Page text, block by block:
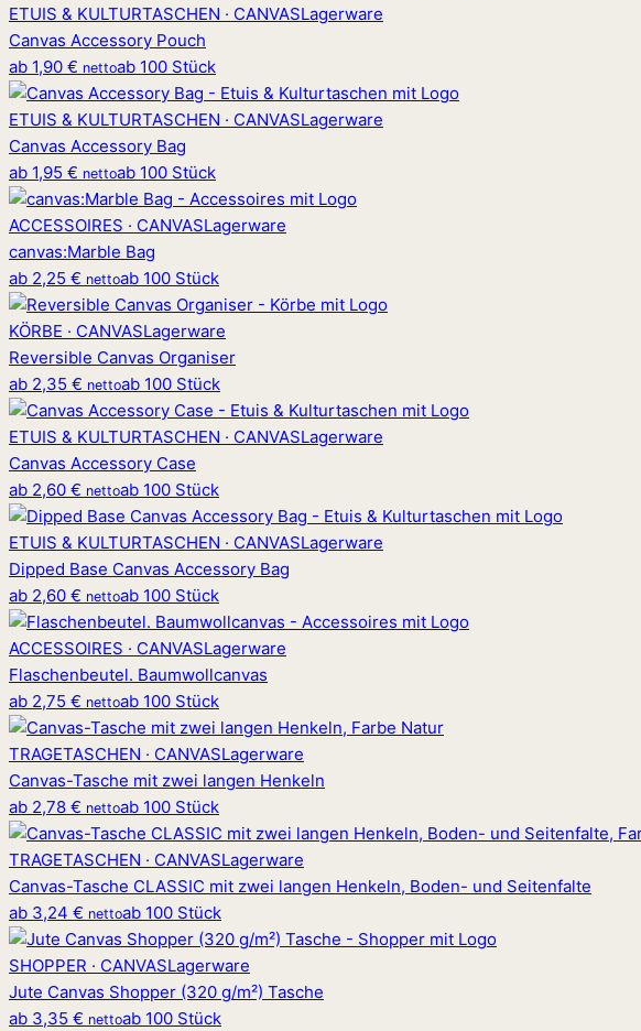
ETUIS & KULTURTASCHEN · CANVASLagerware
Canvas Accessory Pouch
ab 1,90 € nettoab 100 Stück
ETUIS & KULTURTASCHEN · CANVASLagerware
Canvas Accessory Bag
ab 1,95 € nettoab 100 Stück
ACCESSOIRES · CANVASLagerware
canvas:Marble Bag
ab 2,25 € nettoab 100 Stück
KÖRBE · CANVASLagerware
Reversible Canvas Organiser
ab 2,35 € nettoab 100 Stück
ETUIS & KULTURTASCHEN · CANVASLagerware
Canvas Accessory Case
ab 2,60 € nettoab 100 Stück
ETUIS & KULTURTASCHEN · CANVASLagerware
Dipped Base Canvas Accessory Bag
ab 2,60 € nettoab 100 Stück
ACCESSOIRES · CANVASLagerware
Flaschenbeutel. Baumwollcanvas
ab 2,75 € nettoab 100 Stück
TRAGETASCHEN · CANVASLagerware
Canvas-Tasche mit zwei langen Henkeln
ab 2,78 € nettoab 100 Stück
TRAGETASCHEN · CANVASLagerware
Canvas-Tasche CLASSIC mit zwei langen Henkeln, Boden- und Seitenfalte
ab 3,24 € nettoab 100 Stück
SHOPPER · CANVASLagerware
Jute Canvas Shopper (320 g/m²) Tasche
ab 3,35 € nettoab 100 Stück